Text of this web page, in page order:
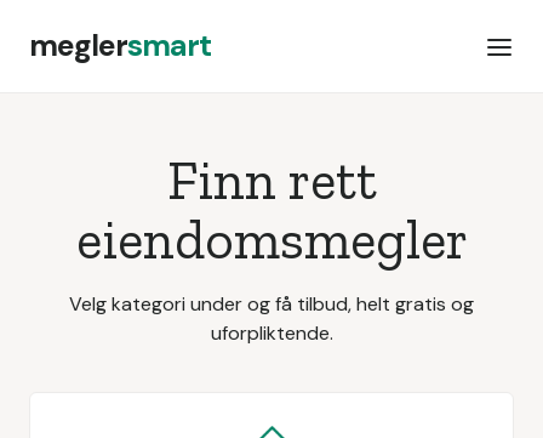
meglersmart
Finn rett
eiendomsmegler
Velg kategori under og få tilbud, helt gratis og
uforpliktende.